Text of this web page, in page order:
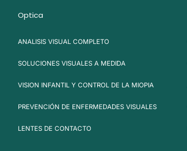
Optica
ANALISIS VISUAL COMPLETO
SOLUCIONES VISUALES A MEDIDA
VISION INFANTIL Y CONTROL DE LA MIOPIA
PREVENCIÓN DE ENFERMEDADES VISUALES
LENTES DE CONTACTO